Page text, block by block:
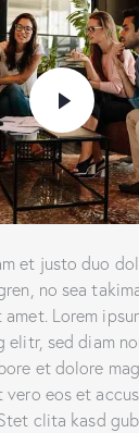
et justo duo
no sea
Lorem
sed diam
et dolore
eos et
clita kasd